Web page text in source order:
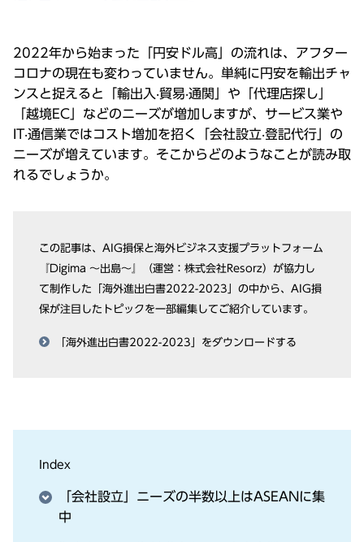
2022年から始まった「円安ドル⾼」の流れは、アフター
コロナの現在も変わっていません。単純に円安を輸出チャ
ンスと捉えると「輸出⼊‧貿易‧通関」や「代理店探し」
「越境EC」などのニーズが増加しますが、サービス業や
IT‧通信業ではコスト増加を招く「会社設⽴‧登記代⾏」の
ニーズが増えています。そこからどのようなことが読み取
れるでしょうか。
この記事は、AIG損保と海外ビジネス⽀援プラットフォーム
『Digima 〜出島〜』（運営：株式会社Resorz）が協⼒し
て制作した「海外進出⽩書2022-2023」の中から、AIG損
保が注⽬したトピックを⼀部編集してご紹介しています。
「海外進出⽩書2022-2023」をダウンロードする
Index
「会社設⽴」ニーズの半数以上はASEANに集
中